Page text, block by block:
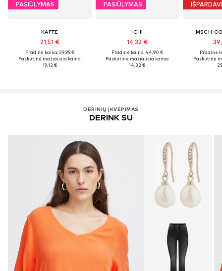
PASIŪLYMAS
KAFFE
21,51 €
Pradinė kaina: 29,95 €
Paskutinė mažiausia kaina:
19,12 €
PASIŪLYMAS
ICHI
14,32 €
Pradinė kaina: 44,90 €
Paskutinė mažiausia kaina:
14,32 €
MSCH
Pradinė
Paskutinė
DERINIŲ ĮKVĖPIMAS
DERINK SU